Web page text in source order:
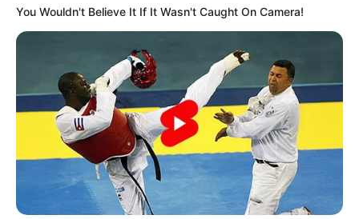
You Wouldn't Believe It If It Wasn't Caught On Camera!